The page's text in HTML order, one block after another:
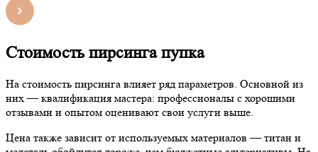
Стоимость пирсинга пупка
На стоимость пирсинга влияет ряд параметров. Основной из
них — квалификация мастера: профессионалы с хорошими
отзывами и опытом оценивают свои услуги выше.
Цена также зависит от используемых материалов — титан и